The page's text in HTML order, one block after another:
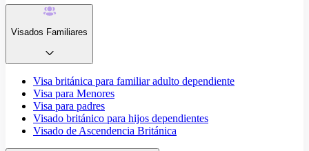
Visados Familiares
Visa británica para familiar adulto dependiente
Visa para Menores
Visa para padres
Visado británico para hijos dependientes
Visado de Ascendencia Británica